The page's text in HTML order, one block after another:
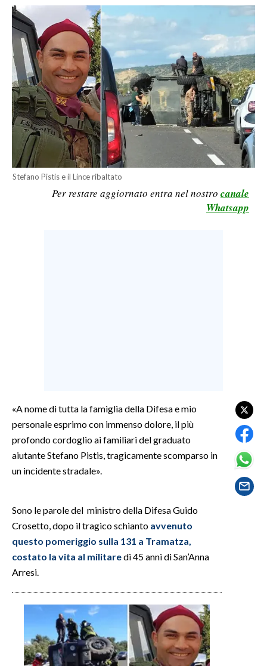
ECONOMIA
SERVIZI ALLE IMPRESE
LAVORO
BANDI
SPORT IN SARDEGNA
SPORT
RISULTATI E CLASSIFICHE
SALUTE
SARDEGNA TURISMO
SARDI NEL MONDO
EVENTI
#CARAUNIONE
INSULARITÀ
INFO AZIENDE
ABBONATI
ANNUNCI
Stefano Pistis e il Lince ribaltato
Per restare aggiornato entra nel nostro canale
Whatsapp
«A nome di tutta la famiglia della Difesa e mio
personale esprimo con immenso dolore, il più
profondo cordoglio ai familiari del graduato
aiutante Stefano Pistis, tragicamente scomparso in
un incidente stradale».
Sono le parole del ministro della Difesa Guido
Crosetto, dopo il tragico schianto avvenuto
questo pomeriggio sulla 131 a Tramatza,
costato la vita al militaredi 45 anni di San’Anna
Arresi.